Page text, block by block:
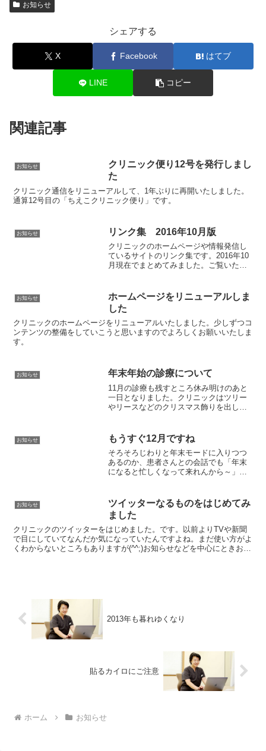
お知らせ
シェアする
X Facebook はてブ
LINE コピー
関連記事
お知らせ
クリニック便り12号を発行しまし
た
クリニック通信をリニューアルして、1年ぶりに再開いたしました。
通算12号目の「ちえこクリニック便り」です。
お知らせ リンク集 2016年10月版
クリニックのホームページや情報発信し
ているサイトのリンク集です。2016年10
月現在でまとめてみました。ご覧いただ
お知らせ
ホームページをリニューアルしま
した
クリニックのホームページをリニューアルいたしました。少しずつコ
ンテンツの整備をしていこうと思いますのでよろしくお願いいたしま
す。
お知らせ 年末年始の診療について
11月の診療も残すところ休み明けのあと
一日となりました。クリニックはツリー
やリースなどのクリスマス飾りを出しま
お知らせ もうすぐ12月ですね
そろそろじわりと年末モードに入りつつ
あるのか、患者さんとの会話でも「年末
になると忙しくなって来れんから～」と
のまにやら局所麻酔を使う手術や炭酸ガ
スレーザーの予約はほぼ年...
お知らせ
ツイッターなるものをはじめてみ
ました
クリニックのツイッターをはじめました。です。以前よりTVや新聞
で目にしていてなんだか気になっていたんですよね。まだ使い方がよ
くわからないところもありますが(^^;)お知らせなどを中心にときおり
2013年も暮れゆくなり
貼るカイロにご注意
ホーム お知らせ